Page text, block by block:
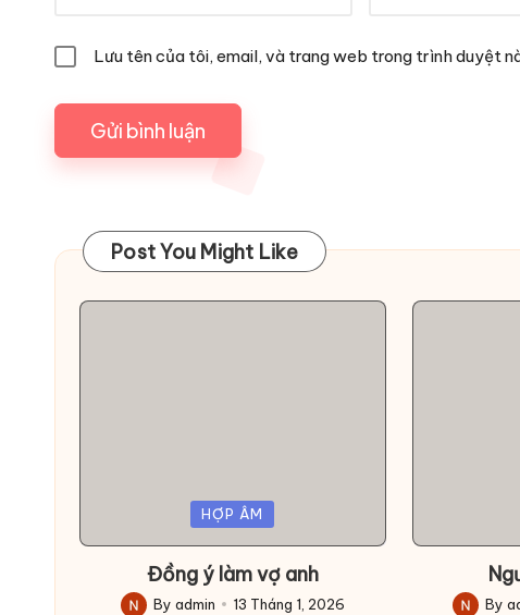
Lưu tên của tôi, email, và trang web trong trình duyệt
Post You Might Like
HỢP ÂM
Đồng ý làm vợ anh
By admin 13 Tháng 1, 2026 By